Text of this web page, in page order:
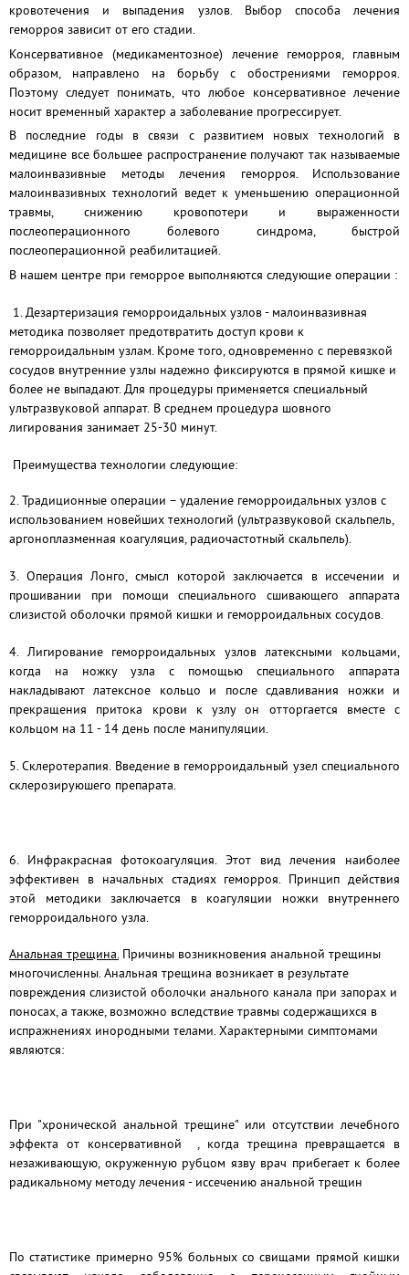
кровотечения и выпадения узлов. Выбор способа лечения
геморроя зависит от его стадии.
Консервативное (медикаментозное) лечениегеморроя, главным
образом, направлено на борьбу с обострениями геморроя.
Поэтому следует понимать, что любое консервативное лечение
носит временный характер а заболевание прогрессирует.
В последние годы в связи с развитием новых технологий в
медицине все большее распространение получают так называемые
малоинвазивные методы лечения геморроя. Использование
малоинвазивных технологий ведет к уменьшению операционной
травмы, снижению кровопотери и выраженности
послеоперационного болевого синдрома, быстрой
послеоперационной реабилитацией.
В нашем центре при геморрое выполняются следующие операции :
1. Дезартеризация геморроидальных узлов - малоинвазивная
методика позволяет предотвратить доступ крови к
геморроидальным узлам. Кроме того, одновременно с перевязкой
сосудов внутренние узлы надежно фиксируются в прямой кишке и
более не выпадают. Для процедуры применяется специальный
ультразвуковой аппарат. В среднем процедура шовного
лигирования занимает 25-30 минут.
Преимущества технологии следующие:
2. Традиционные операции – удаление геморроидальных узлов с
использованием новейших технологий (ультразвуковой скальпель,
аргоноплазменная коагуляция, радиочастотный скальпель).
3. Операция Лонго, смысл которой заключается в иссечении и
прошивании при помощи специального сшивающего аппарата
слизистой оболочки прямой кишки и геморроидальных сосудов.
4. Лигирование геморроидальных узлов латексными кольцами,
когда на ножку узла с помощью специального аппарата
накладывают латексное кольцо и после сдавливания ножки и
прекращения притока крови к узлу он отторгается вместе с
кольцом на 11 - 14 день после манипуляции.
5. Склеротерапия. Введение в геморроидальный узел специального
склерозируюшего препарата.
6. Инфракрасная фотокоагуляция. Этот вид лечения наиболее
эффективен в начальных стадиях геморроя. Принцип действия
этой методики заключается в коагуляции ножки внутреннего
геморроидального узла.
Анальная трещина.Причины возникновения анальной трещины
многочисленны. Анальная трещина возникает в результате
повреждения слизистой оболочки анального канала при запорах и
поносах, а также, возможно вследствие травмы содержащихся в
испражнениях инородными телами. Характерными симптомами
являются:
При "хронической анальной трещине" или отсутствии лечебного
эффекта от консервативной , когда трещина превращается в
незаживающую, окруженную рубцом язвуврач прибегает к более
радикальному методу лечения - иссечению анальной трещин
По статистике примерно 95% больных со свищами прямой кишки